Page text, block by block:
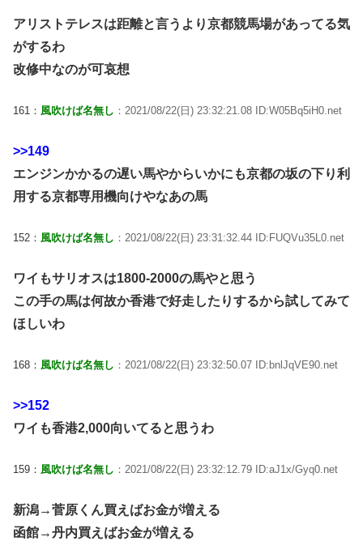
アリストテレスは距離と言うより京都競馬場があってる気
がするわ
改修中なのが可哀想
161： 風吹けば名無し ：2021/08/22(日) 23:32:21.08 ID:W05Bq5iH0.net
>>149
エンジンかかるの遅い馬やからいかにも京都の坂の下り利
用する京都専用機向けやなあの馬
152： 風吹けば名無し ：2021/08/22(日) 23:31:32.44 ID:FUQVu35L0.net
ワイもサリオスは1800-2000の馬やと思う
この手の馬は何故か香港で好走したりするから試してみて
ほしいわ
168： 風吹けば名無し ：2021/08/22(日) 23:32:50.07 ID:bnlJqVE90.net
>>152
ワイも香港2,000向いてると思うわ
159： 風吹けば名無し ：2021/08/22(日) 23:32:12.79 ID:aJ1x/Gyq0.net
新潟→菅原くん買えばお金が増える
函館→丹内買えばお金が増える